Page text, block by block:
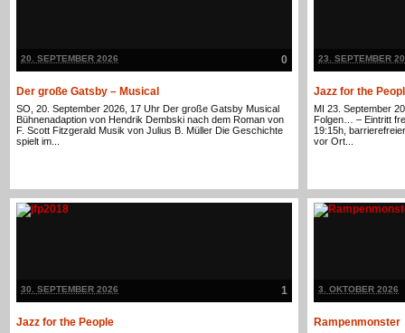
0
20. SEPTEMBER 2026
Der große Gatsby – Musical
SO, 20. September 2026, 17 Uhr Der große Gatsby Musical
Bühnenadaption von Hendrik Dembski nach dem Roman von
F. Scott Fitzgerald Musik von Julius B. Müller Die Geschichte
spielt im...
23. SEPTEMBER
Jazz for the
MI 23. September
Folgen… – Eintritt
19:15h,
vor Ort...
1
30. SEPTEMBER 2026
Jazz for the People
3. OKTOBER 2026
Rampenmonster